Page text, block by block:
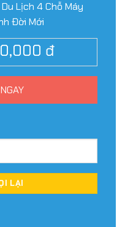
Lịch 4 Chỗ Máy
Đời Mới
đ